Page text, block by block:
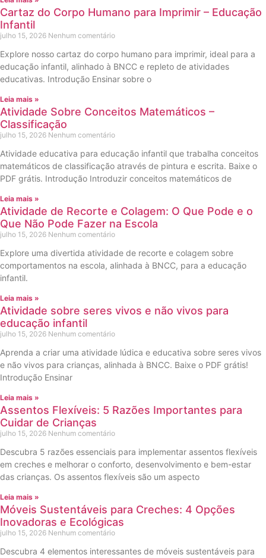
Cartaz do Corpo Humano para Imprimir – Educação
Infantil
julho 15, 2026 Nenhum comentário
Explore nosso cartaz do corpo humano para imprimir, ideal para a
educação infantil, alinhado à BNCC e repleto de atividades
educativas. Introdução Ensinar sobre o
Leia mais »
Atividade Sobre Conceitos Matemáticos –
Classificação
julho 15, 2026 Nenhum comentário
Atividade educativa para educação infantil que trabalha conceitos
matemáticos de classificação através de pintura e escrita. Baixe o
PDF grátis. Introdução Introduzir conceitos matemáticos de
Leia mais »
Atividade de Recorte e Colagem: O Que Pode e o
Que Não Pode Fazer na Escola
julho 15, 2026 Nenhum comentário
Explore uma divertida atividade de recorte e colagem sobre
comportamentos na escola, alinhada à BNCC, para a educação
infantil.
Leia mais »
Atividade sobre seres vivos e não vivos para
educação infantil
julho 15, 2026 Nenhum comentário
Aprenda a criar uma atividade lúdica e educativa sobre seres vivos
e não vivos para crianças, alinhada à BNCC. Baixe o PDF grátis!
Introdução Ensinar
Leia mais »
Assentos Flexíveis: 5 Razões Importantes para
Cuidar de Crianças
julho 15, 2026 Nenhum comentário
Descubra 5 razões essenciais para implementar assentos flexíveis
em creches e melhorar o conforto, desenvolvimento e bem-estar
das crianças. Os assentos flexíveis são um aspecto
Leia mais »
Móveis Sustentáveis para Creches: 4 Opções
Inovadoras e Ecológicas
julho 15, 2026 Nenhum comentário
Descubra 4 elementos interessantes de móveis sustentáveis para